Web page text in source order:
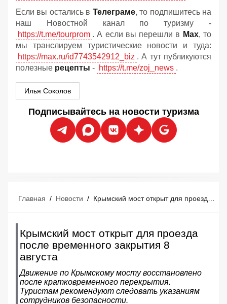
Если вы остались в Телеграме, то подпишитесь на
наш Новостной канал по туризму -
https://t.me/tourprom . А если вы перешли в Мах, то
мы транслируем туристические новости и туда:
https://max.ru/id7743542912_biz . А тут публикуются
полезные рецепты - https://t.me/zoj_news .
Илья Соколов
Подписывайтесь на новости туризма
Главная / Новости /
Крымский мост открыт для проезда
после временного закрытия 8
августа
Движение по Крымскому мосту восстановлено
после кратковременного перекрытия.
Туристам рекомендуют следовать указаниям
сотрудников безопасности.